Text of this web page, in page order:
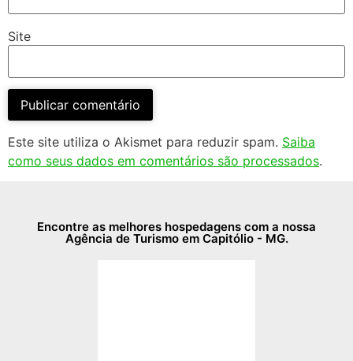
Site
Este site utiliza o Akismet para reduzir spam. Saiba
como seus dados em comentários são processados.
Encontre as melhores hospedagens com a nossa
Agência de Turismo em Capitólio - MG.